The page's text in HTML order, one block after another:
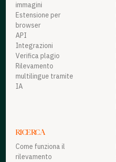
immagini
Estensione per
browser
API
Integrazioni
Verifica plagio
Rilevamento
multilingue tramite
IA
RICERCA
Come funziona il
rilevamento